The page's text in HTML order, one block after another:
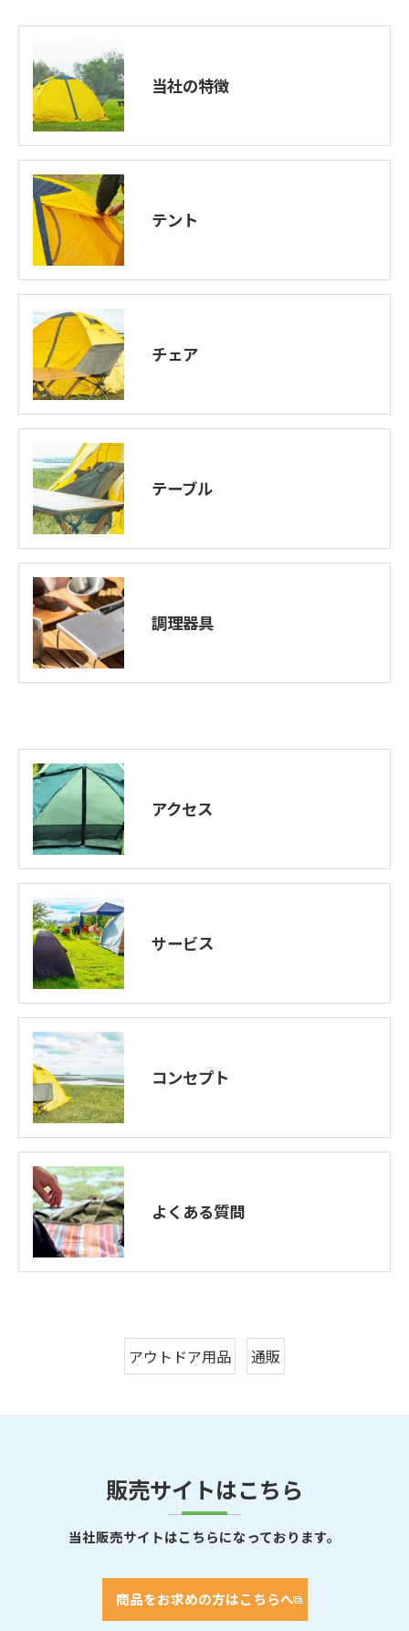
当社の特徴
テント
チェア
テーブル
調理器具
アクセス
サービス
コンセプト
よくある質問
アウトドア用品 通販
当社販売サイトはこちらになっております。
販売サイトはこちら
商品をお求めの方はこちらへ